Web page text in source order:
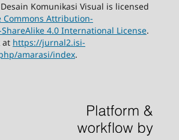
Komunikasi Visual is licensed
Commons Attribution-
4.0 International License.
at https://jurnal2.isi-
amarasi/index.